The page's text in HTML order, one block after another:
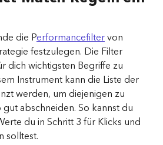
die Performancefilter von
festzulegen. Die Filter
dich wichtigsten Begriffe zu
Instrument kann die Liste der
werden, um diejenigen zu
abschneiden. So kannst du
du in Schritt 3 für Klicks und
solltest.